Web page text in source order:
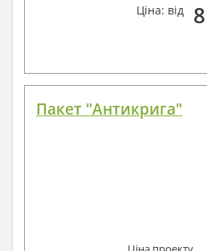
Ціна: від
Пакет "Антикрига"